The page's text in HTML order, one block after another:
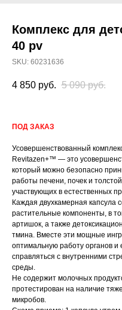
Комплекс для
40 pv
SKU: 60231636
4 850 руб. 5 090 руб.
ПОД ЗАКАЗ
Усовершенствованный
Revitazen+™ — это
который можно безопасно
работы печени, почек и
участвующих в естественных
Каждая двухкамерная капсула
растительные компоненты, в
артишок, а также
тмина. Вместе эти мощные
оптимальную работу органов и
справляться с внутренними
среды.
Не содержит молочных
протестирован на наличие
микробов.